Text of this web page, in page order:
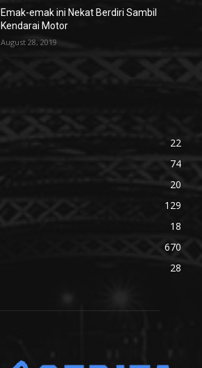
Emak-emak ini Nekat Berdiri Sambil
Kendarai Motor
August 28, 2019
22
74
20
129
18
670
28